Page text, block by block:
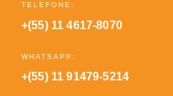
TELEFONE:
+(55) 11 4617-8070
WHATSAPP:
+(55) 11 91479-5214